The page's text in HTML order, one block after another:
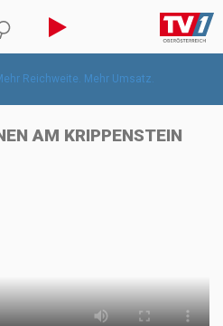
AM KRIPPENSTEIN